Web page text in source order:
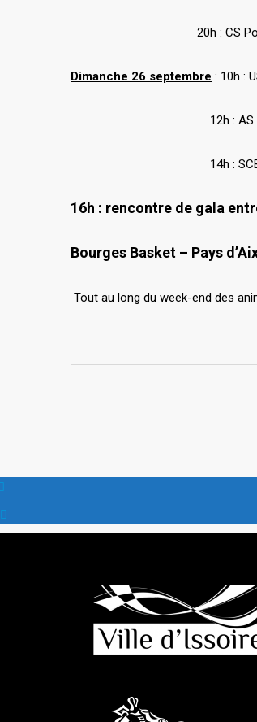
20h : CS Pont du
Dimanche 26 septembre : 10h :
12h : AS
14h : SCBF ASPTT 2
16h : rencontre de gala
Bourges Basket – Pays
Tout au long du week-end des